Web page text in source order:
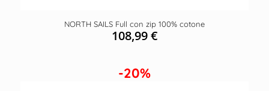
NORTH SAILS Full con zip 100% cotone
108,99€
-20%